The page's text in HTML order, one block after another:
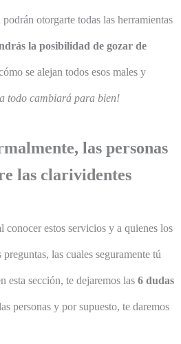
otorgarte todas las herramientas
la posibilidad de gozar de
se alejan todos esos males y
todo cambiará para bien!
las personas
las clarividentes
conocer estos servicios y a quienes los
las cuales seguramente tú
esta sección, te dejaremos las 6 dudas
personas y por supuesto, te daremos